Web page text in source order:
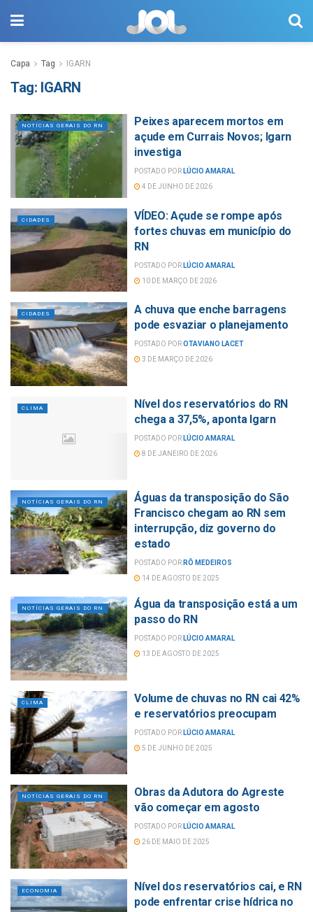
Capa Tag IGARN
Tag: IGARN
NOTÍCIAS GERAIS DO RN
Peixes aparecem mortos em
açude em Currais Novos; Igarn
investiga
POSTADO POR LÚCIO AMARAL
4 DE JUNHO DE 2026
CIDADES
VÍDEO: Açude se rompe após
fortes chuvas em município do
RN
POSTADO POR LÚCIO AMARAL
10 DE MARÇO DE 2026
CIDADES
A chuva que enche barragens
pode esvaziar o planejamento
POSTADO POROTAVIANO LACET
3 DE MARÇO DE 2026
CLIMA
Nível dos reservatórios do RN
chega a 37,5%, aponta Igarn
POSTADO POR LÚCIO AMARAL
8 DE JANEIRO DE 2026
NOTÍCIAS GERAIS DO RN
Águas da transposição do São
Francisco chegam ao RN sem
interrupção, diz governo do
estado
POSTADO POR RÔ MEDEIROS
14 DE AGOSTO DE 2025
NOTÍCIAS GERAIS DO RN
Água da transposição está a um
passo do RN
POSTADO POR LÚCIO AMARAL
13 DE AGOSTO DE 2025
CLIMA
Volume de chuvas no RN cai 42%
e reservatórios preocupam
POSTADO POR LÚCIO AMARAL
5 DE JUNHO DE 2025
NOTÍCIAS GERAIS DO RN
Obras da Adutora do Agreste
vão começar em agosto
POSTADO POR LÚCIO AMARAL
26 DE MAIO DE 2025
ECONOMIA
Nível dos reservatórios cai, e RN
pode enfrentar crise hídrica no